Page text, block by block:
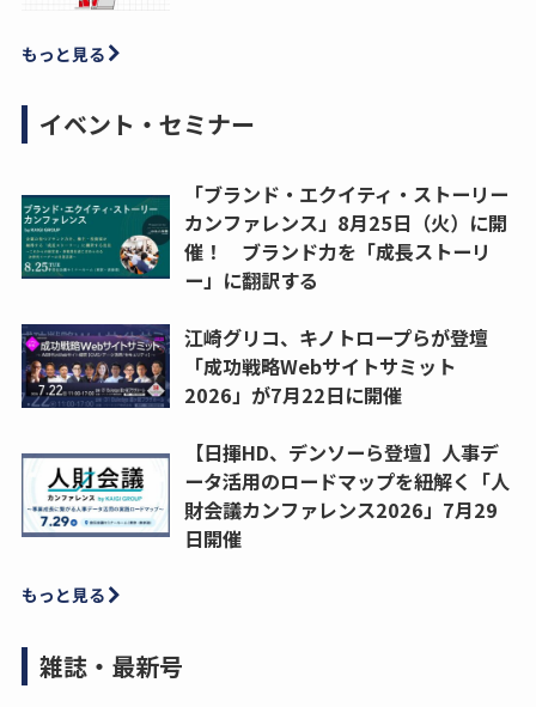
もっと見る
イベント・セミナー
「ブランド・エクイティ・ストーリー
カンファレンス」8月25日（火）に開
催！ ブランド力を「成長ストーリ
ー」に翻訳する
江崎グリコ、キノトロープらが登壇
「成功戦略Webサイトサミット
2026」が7月22日に開催
【日揮HD、デンソーら登壇】人事デ
ータ活用のロードマップを紐解く「人
財会議カンファレンス2026」7月29
日開催
もっと見る
雑誌・最新号